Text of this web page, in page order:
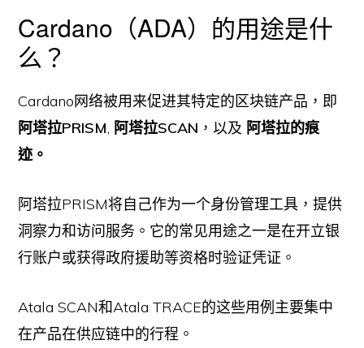
Cardano（ADA）的用途是什
么？
Cardano网络被用来促进其特定的区块链产品，即
阿塔拉PRISM, 阿塔拉SCAN ，以及 阿塔拉的痕
迹。
阿塔拉PRISM将自己作为一个身份管理工具，提供
洞察力和访问服务。它的常见用途之一是在开立银
行账户或获得政府援助等资格时验证凭证。
Atala SCAN和Atala TRACE的这些用例主要集中
在产品在供应链中的行程。